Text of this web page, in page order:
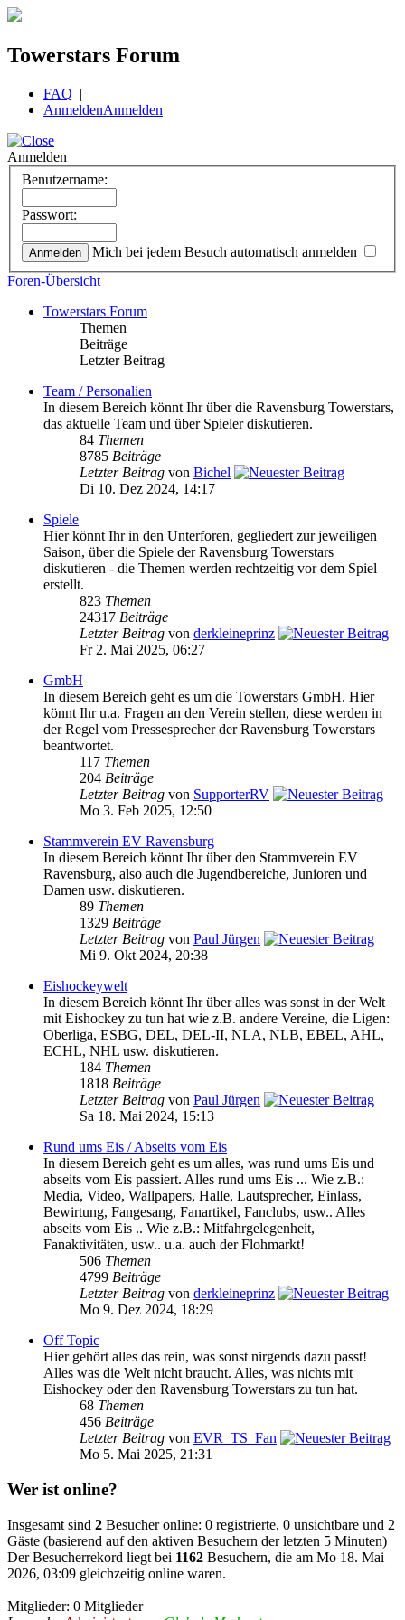
Towerstars Forum
FAQ |
AnmeldenAnmelden
Anmelden
Benutzername:
Passwort:
Mich bei jedem Besuch automatisch anmelden
Foren-Übersicht
Towerstars Forum
Themen
Beiträge
Letzter Beitrag
Team / Personalien
In diesem Bereich könnt Ihr über die Ravensburg Towerstars,
das aktuelle Team und über Spieler diskutieren.
84 Themen
8785 Beiträge
Letzter Beitrag von Bichel
Di 10. Dez 2024, 14:17
Spiele
Hier könnt Ihr in den Unterforen, gegliedert zur jeweiligen
Saison, über die Spiele der Ravensburg Towerstars
diskutieren - die Themen werden rechtzeitig vor dem Spiel
erstellt.
823 Themen
24317 Beiträge
Letzter Beitrag von derkleineprinz
Fr 2. Mai 2025, 06:27
GmbH
In diesem Bereich geht es um die Towerstars GmbH. Hier
könnt Ihr u.a. Fragen an den Verein stellen, diese werden in
der Regel vom Pressesprecher der Ravensburg Towerstars
beantwortet.
117 Themen
204 Beiträge
Letzter Beitrag von SupporterRV
Mo 3. Feb 2025, 12:50
Stammverein EV Ravensburg
In diesem Bereich könnt Ihr über den Stammverein EV
Ravensburg, also auch die Jugendbereiche, Junioren und
Damen usw. diskutieren.
89 Themen
1329 Beiträge
Letzter Beitrag von Paul Jürgen
Mi 9. Okt 2024, 20:38
Eishockeywelt
In diesem Bereich könnt Ihr über alles was sonst in der Welt
mit Eishockey zu tun hat wie z.B. andere Vereine, die Ligen:
Oberliga, ESBG, DEL, DEL-II, NLA, NLB, EBEL, AHL,
ECHL, NHL usw. diskutieren.
184 Themen
1818 Beiträge
Letzter Beitrag von Paul Jürgen
Sa 18. Mai 2024, 15:13
Rund ums Eis / Abseits vom Eis
In diesem Bereich geht es um alles, was rund ums Eis und
abseits vom Eis passiert. Alles rund ums Eis ... Wie z.B.:
Media, Video, Wallpapers, Halle, Lautsprecher, Einlass,
Bewirtung, Fangesang, Fanartikel, Fanclubs, usw.. Alles
abseits vom Eis .. Wie z.B.: Mitfahrgelegenheit,
Fanaktivitäten, usw.. u.a. auch der Flohmarkt!
506 Themen
4799 Beiträge
Letzter Beitrag von derkleineprinz
Mo 9. Dez 2024, 18:29
Off Topic
Hier gehört alles das rein, was sonst nirgends dazu passt!
Alles was die Welt nicht braucht. Alles, was nichts mit
Eishockey oder den Ravensburg Towerstars zu tun hat.
68 Themen
456 Beiträge
Letzter Beitrag von EVR_TS_Fan
Mo 5. Mai 2025, 21:31
Wer ist online?
Insgesamt sind 2 Besucher online: 0 registrierte, 0 unsichtbare und 2
Gäste (basierend auf den aktiven Besuchern der letzten 5 Minuten)
Der Besucherrekord liegt bei 1162 Besuchern, die am Mo 18. Mai
2026, 03:09 gleichzeitig online waren.
Mitglieder: 0 Mitglieder